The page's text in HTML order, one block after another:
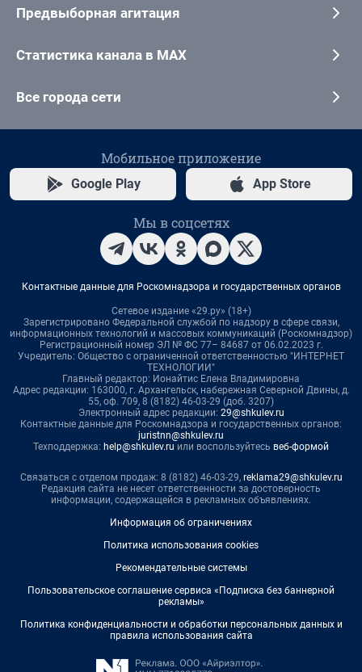
Предвыборная агитация
Статистика канала в MAX
Все города сети
Мобильное приложение
Google Play App Store
Мы в соцсетях
Контактные данные для Роскомнадзора и государственных органов
Сетевое издание «29.ру» (18+)
Зарегистрировано Федеральной службой по надзору в сфере связи,
информационных технологий и массовых коммуникаций (Роскомнадзор)
Регистрационный номер ЭЛ № ФС 77– 84687 от 06.02.2023 г.
Учредитель: Общество с ограниченной ответственностью "ИНТЕРНЕТ
ТЕХНОЛОГИИ"
Главный редактор: Ионайтис Елена Владимировна
Адрес редакции: 163000, г. Архангельск, набережная Северной Двины, д.
55, оф. 709, 8 (8182) 46-03-29 (доб. 3207)
Электронный адрес редакции: 29@shkulev.ru
Контактные данные для Роскомнадзора и государственных органов:
juristnn@shkulev.ru
Техподдержка: help@shkulev.ru или воспользуйтесь веб-формой
Связаться с отделом продаж: 8 (8182) 46-03-29, reklama29@shkulev.ru
Редакция сайта не несет ответственности за достоверность
информации, содержащейся в рекламных объявлениях.
Информация об ограничениях
Политика использования cookies
Рекомендательные системы
Пользовательское соглашение сервиса «Подписка без баннерной
рекламы»
Политика конфиденциальности и обработки персональных данных и
правила использования сайта